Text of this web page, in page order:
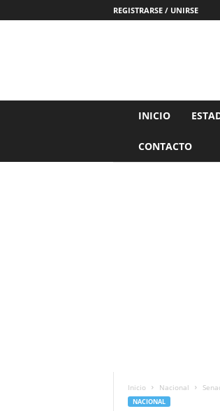
REGISTRARSE / UNIRSE
INICIO
CONTACTO
Inicio Nacional
NACIONAL